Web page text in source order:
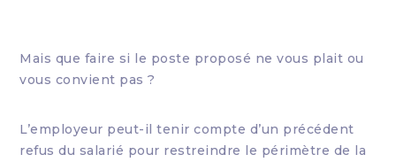
Mais que faire si le poste proposé ne vous plait ou
vous convient pas ?
L’employeur peut-il tenir compte d’un précédent
refus du salarié pour restreindre le périmètre de la